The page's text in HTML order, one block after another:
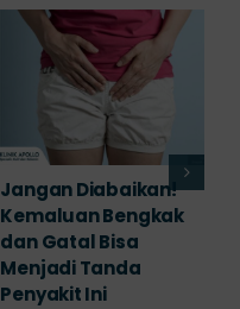
Waspada! Ini Dia
Karakteristik Kelamin
Mengeluarkan
Nanah Akibat Infeksi
Serius